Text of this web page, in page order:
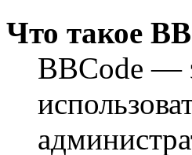
Что такое
BBCode —